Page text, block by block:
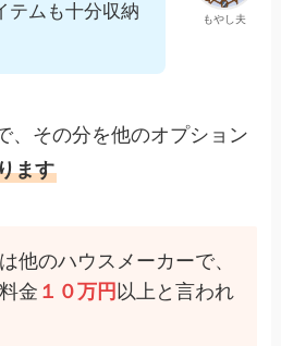
もやし夫
テムも十分収納
、その分を他のオプション
ます
他のハウスメーカーで、
金 １０万円 以上と言われ